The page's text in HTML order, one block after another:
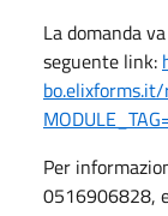
La domanda
seguente link:
Per
0516906828,